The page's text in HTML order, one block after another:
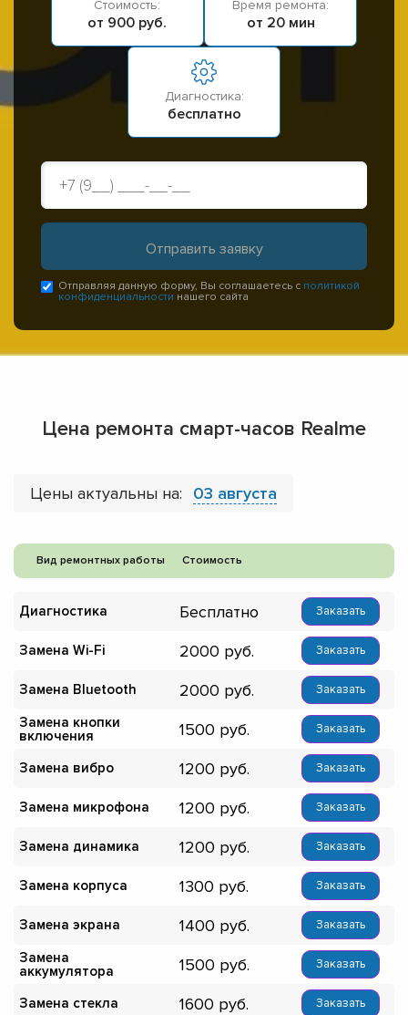
Стоимость:
от 900 руб.
Время ремонта:
от 20 мин
Диагностика:
бесплатно
Отправляя данную форму, Вы соглашаетесь с политикой
конфиденциальности нашего сайта
Цена ремонта смарт-часов Realme
Цены актуальны на: 03 августа
Вид ремонтных работы Стоимость
Диагностика Бесплатно Заказать
Замена Wi-Fi 2000 Заказать
Замена Bluetooth 2000 Заказать
Замена кнопки
включения
1500 Заказать
Замена вибро 1200 Заказать
Замена микрофона 1200 Заказать
Замена динамика 1200 Заказать
Замена корпуса 1300 Заказать
Замена экрана 1400 Заказать
Замена
аккумулятора
1500 Заказать
Замена стекла 1600 Заказать